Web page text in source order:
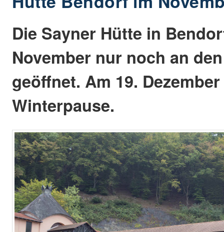
Die Sayner Hütte in
November nur noch an
geöffnet. Am 19.
Winterpause.